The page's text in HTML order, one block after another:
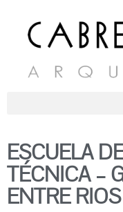
ESCUELA
TÉCNICA –
ENTRE RIOS